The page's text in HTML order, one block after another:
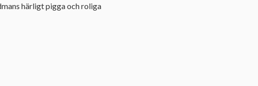
härligt pigga och roliga